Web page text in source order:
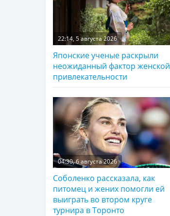
22:14, 5 августа 2026
Японские ученые раскрыли
неожиданный фактор женской
привлекательности
04:30, 6 августа 2026
Соболенко рассказала, как
питомец и жених помогли ей
выиграть во втором круге
турнира в Торонто